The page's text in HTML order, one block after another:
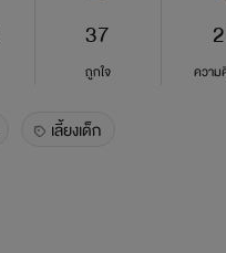
37
ถูกใจ ความ
เลี้ยงเด็ก